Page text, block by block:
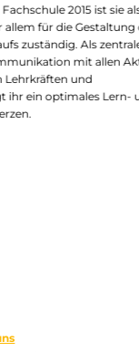
2015 ist sie
für die Gestaltung
zuständig. Als
mit allen
Lehrkräften und
ihr ein optimales Lern-